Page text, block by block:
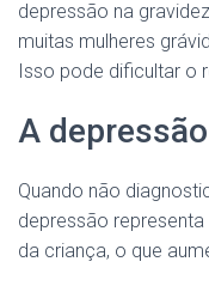
depressão na
muitas mulheres
Isso pode dificultar o
A
Quando não
depressão
da criança, o que